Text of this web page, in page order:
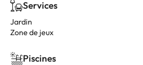
Services
Jardin
Zone de jeux
Piscines